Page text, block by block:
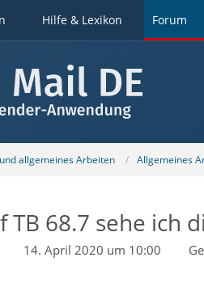
Hilfe & Lexikon Forum
allgemeines Arbeiten Allgemeines
TB 68.7 sehe ich
14. April 2020 um 10:00